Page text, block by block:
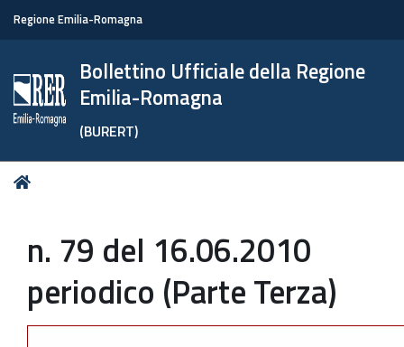
Regione Emilia-Romagna
Bollettino Ufficiale della Regione
Emilia-Romagna
(BURERT)
Tu
n. 79 del 16.06.2010
periodico (Parte Terza)